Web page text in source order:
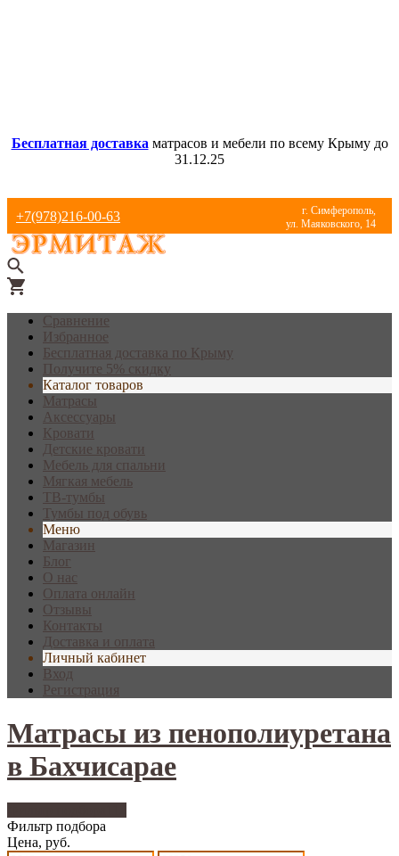
Бесплатная доставка матрасов и мебели по всему Крыму до
31.12.25
+7(978)216-00-63
г. Симферополь,
ул. Маяковского, 14
Сравнение
Избранное
Бесплатная доставка по Крыму
Получите 5% скидку
Каталог товаров
Матрасы
Аксессуары
Кровати
Детские кровати
Мебель для спальни
Мягкая мебель
ТВ-тумбы
Тумбы под обувь
Меню
Магазин
Блог
О нас
Оплата онлайн
Отзывы
Контакты
Доставка и оплата
Личный кабинет
Вход
Регистрация
Матрасы из пенополиуретана
в Бахчисарае
Фильтр подбора
Цена, руб.